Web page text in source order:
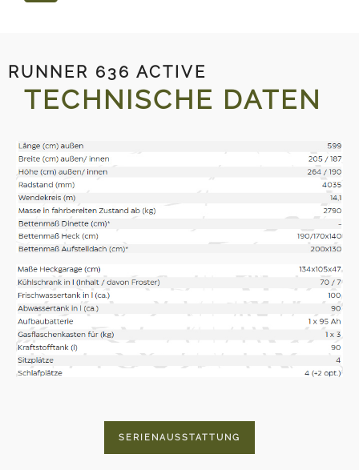
RUNNER 636 ACTIVE
TECHNISCHE DATEN
SERIENAUSSTATTUNG